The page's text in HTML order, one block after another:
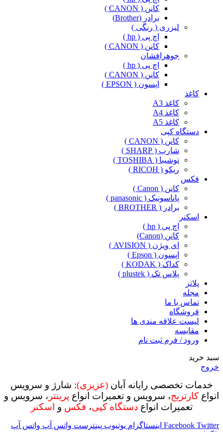
کانن ( CANON )
برادر (Brother)
لیزری ( رنگی )
اچ پی ( hp )
کانن ( CANON )
جوهرافشان
اچ پی ( hp )
کانن ( CANON )
اپسون ( EPSON )
کاغذ
کاغذ A3
کاغذ A4
کاغذ A5
دستگاه کپی
کانن ( CANON )
شارپ ( SHARP )
توشیبا ( TOSHIBA )
ریکو ( RICOH )
فکس
کانن ( Canon )
پاناسونیک ( panasonic )
برادر ( BROTHER )
اسکنر
اچ پی ( hp )
کانن (Canon)
ای ویژن ( AVISION )
اپسون ( Epson )
کداک ( KODAK )
پلاس تک ( plustek )
پلاتر
مجله
تماس با ما
فروشگاه
لیست علاقه مندی ها
مقایسه
ورود / فرم ثبت نام
سبد خرید
خروج
خدمات تخصصی رایانه آبان (عزیزی): شارژ و سرویس
انواع کارتریج، سرویس و تعمیرات انواع پرینتر ، سرویس و
تعمیرات انواعدستگاه کپی، فکس و اسکنر
Facebook Twitter اینستاگرام یوتیوب پینترست واتس آپ واتس آپ